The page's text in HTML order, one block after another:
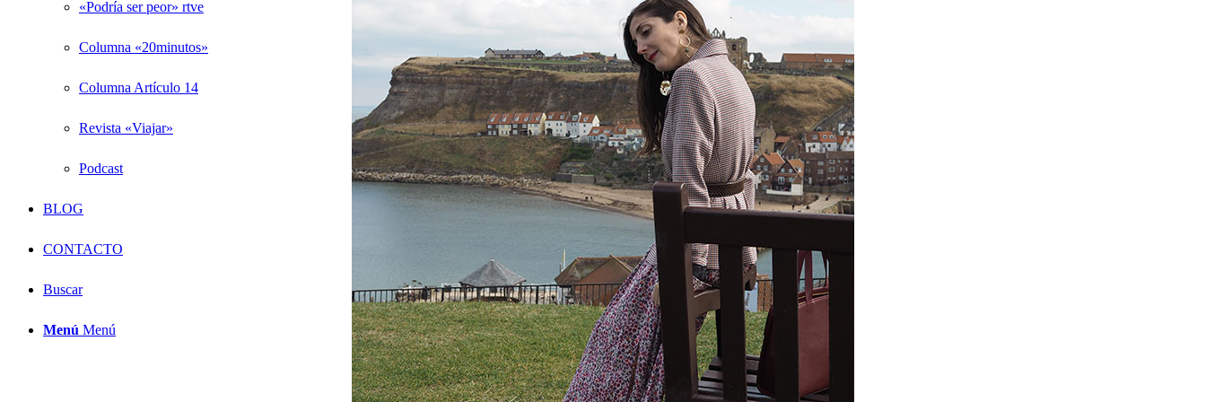
«Podría ser peor» rtve
Columna «20minutos»
Columna Artículo 14
Revista «Viajar»
Podcast
BLOG
CONTACTO
Buscar
Menú Menú